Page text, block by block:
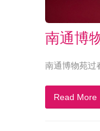
南通博
南通博物苑过
Read More